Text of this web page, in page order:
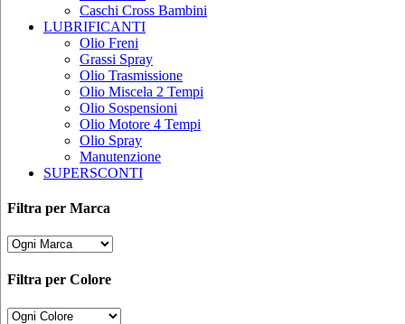
Caschi Cross Bambini
LUBRIFICANTI
Olio Freni
Grassi Spray
Olio Trasmissione
Olio Miscela 2 Tempi
Olio Sospensioni
Olio Motore 4 Tempi
Olio Spray
Manutenzione
SUPERSCONTI
Filtra per Marca
Filtra per Colore